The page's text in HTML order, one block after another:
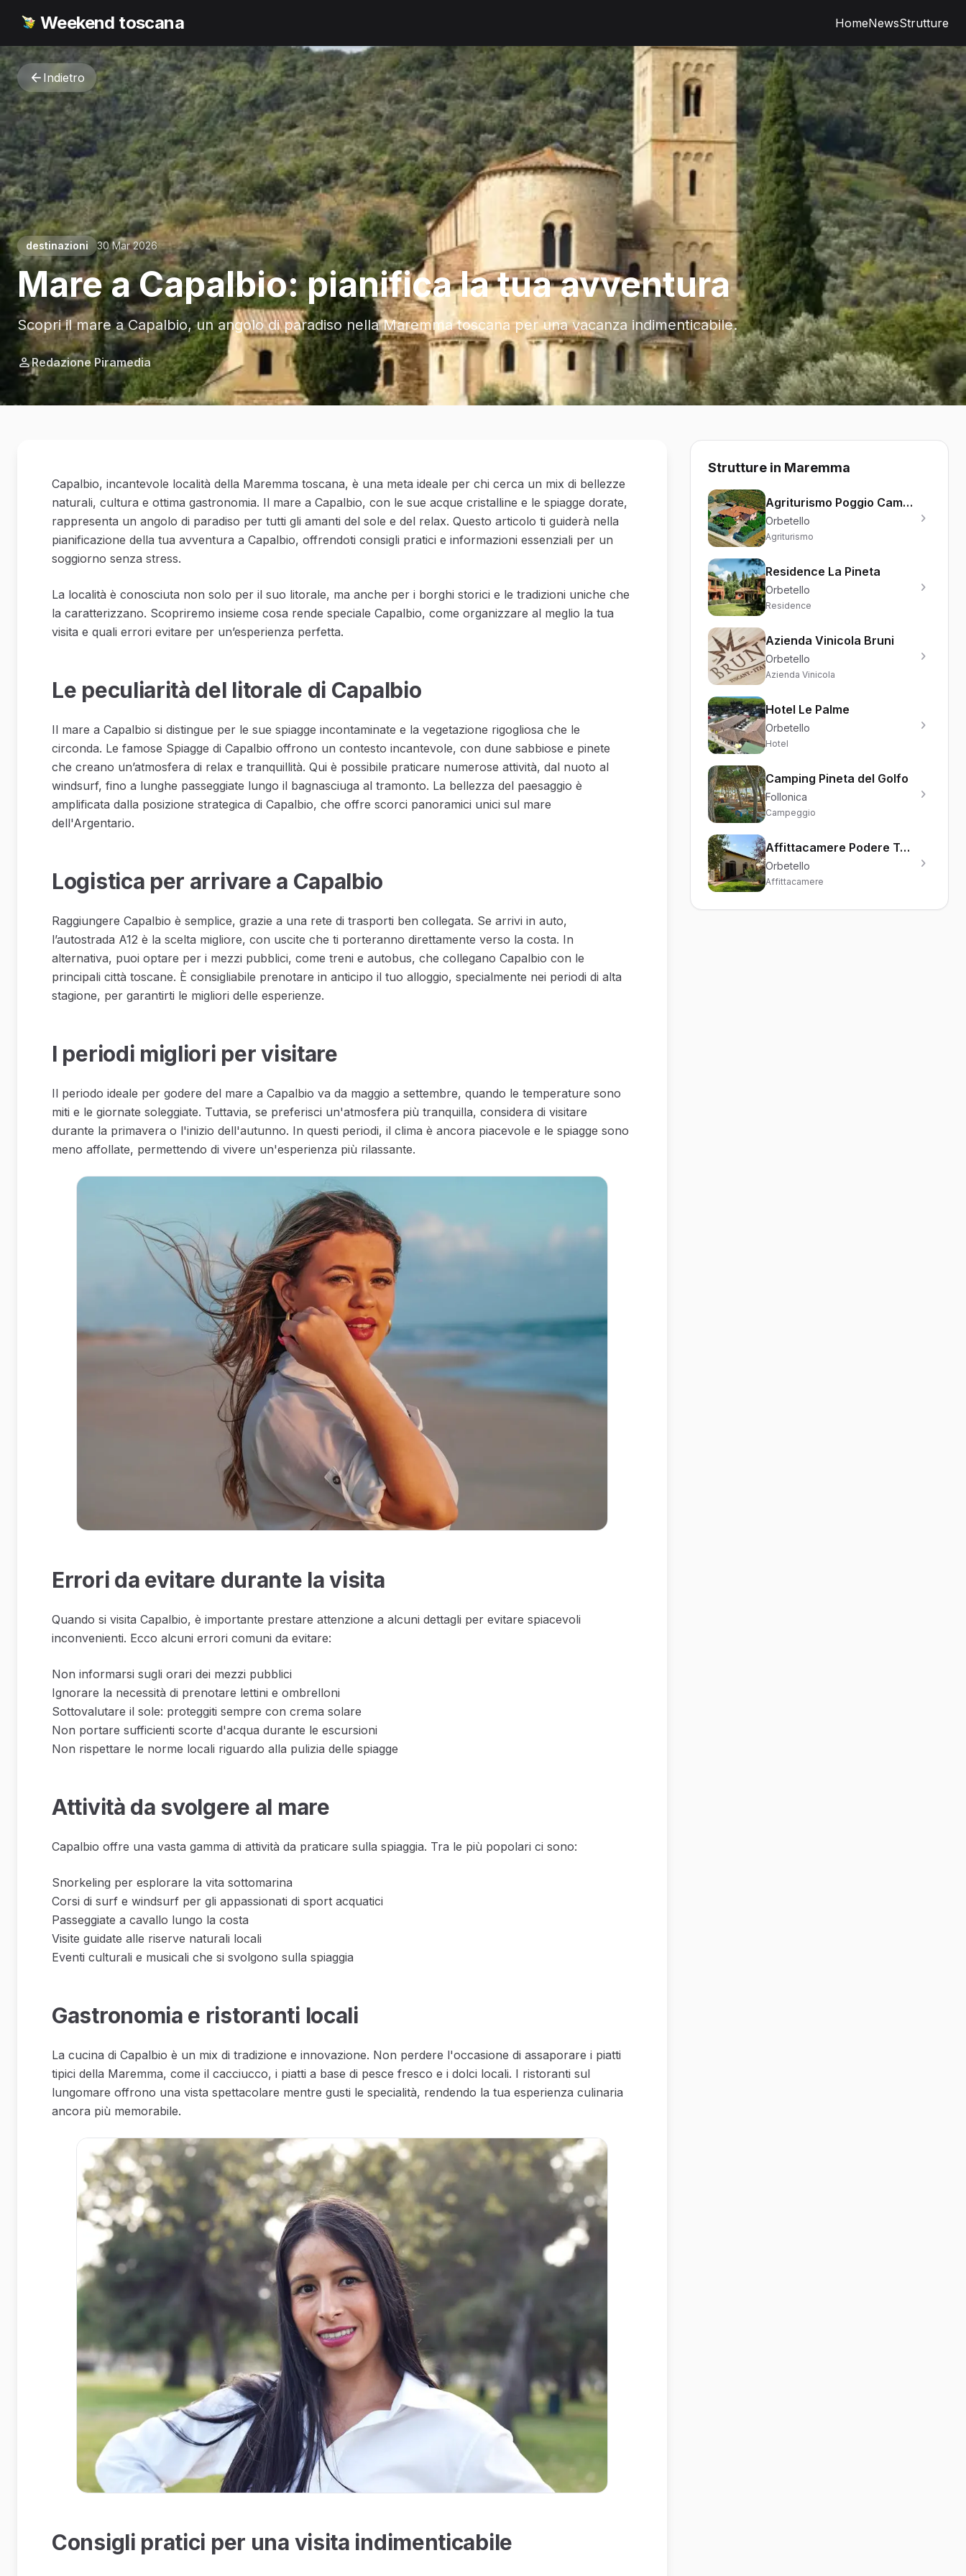
Weekend toscana HomeNewsStrutture
Indietro
destinazioni 30 Mar 2026
Mare a Capalbio: pianifica la tua avventura
Scopri il mare a Capalbio, un angolo di paradiso nella Maremma toscana per una vacanza indimenticabile.
Redazione Piramedia
Capalbio, incantevole località della Maremma toscana, è una meta ideale per chi cerca un mix di bellezze
naturali, cultura e ottima gastronomia. Il mare a Capalbio, con le sue acque cristalline e le spiagge dorate,
rappresenta un angolo di paradiso per tutti gli amanti del sole e del relax. Questo articolo ti guiderà nella
pianificazione della tua avventura a Capalbio, offrendoti consigli pratici e informazioni essenziali per un
soggiorno senza stress.
La località è conosciuta non solo per il suo litorale, ma anche per i borghi storici e le tradizioni uniche che
la caratterizzano. Scopriremo insieme cosa rende speciale Capalbio, come organizzare al meglio la tua
visita e quali errori evitare per un’esperienza perfetta.
Le peculiarità del litorale di Capalbio
Il mare a Capalbio si distingue per le sue spiagge incontaminate e la vegetazione rigogliosa che le
circonda. Le famose Spiagge di Capalbio offrono un contesto incantevole, con dune sabbiose e pinete
che creano un’atmosfera di relax e tranquillità. Qui è possibile praticare numerose attività, dal nuoto al
windsurf, fino a lunghe passeggiate lungo il bagnasciuga al tramonto. La bellezza del paesaggio è
amplificata dalla posizione strategica di Capalbio, che offre scorci panoramici unici sul mare
dell'Argentario.
Logistica per arrivare a Capalbio
Raggiungere Capalbio è semplice, grazie a una rete di trasporti ben collegata. Se arrivi in auto,
l’autostrada A12 è la scelta migliore, con uscite che ti porteranno direttamente verso la costa. In
alternativa, puoi optare per i mezzi pubblici, come treni e autobus, che collegano Capalbio con le
principali città toscane. È consigliabile prenotare in anticipo il tuo alloggio, specialmente nei periodi di alta
stagione, per garantirti le migliori delle esperienze.
I periodi migliori per visitare
Il periodo ideale per godere del mare a Capalbio va da maggio a settembre, quando le temperature sono
miti e le giornate soleggiate. Tuttavia, se preferisci un'atmosfera più tranquilla, considera di visitare
durante la primavera o l'inizio dell'autunno. In questi periodi, il clima è ancora piacevole e le spiagge sono
meno affollate, permettendo di vivere un'esperienza più rilassante.
Errori da evitare durante la visita
Quando si visita Capalbio, è importante prestare attenzione a alcuni dettagli per evitare spiacevoli
inconvenienti. Ecco alcuni errori comuni da evitare:
Non informarsi sugli orari dei mezzi pubblici
Ignorare la necessità di prenotare lettini e ombrelloni
Sottovalutare il sole: proteggiti sempre con crema solare
Non portare sufficienti scorte d'acqua durante le escursioni
Non rispettare le norme locali riguardo alla pulizia delle spiagge
Attività da svolgere al mare
Capalbio offre una vasta gamma di attività da praticare sulla spiaggia. Tra le più popolari ci sono:
Snorkeling per esplorare la vita sottomarina
Corsi di surf e windsurf per gli appassionati di sport acquatici
Passeggiate a cavallo lungo la costa
Visite guidate alle riserve naturali locali
Eventi culturali e musicali che si svolgono sulla spiaggia
Gastronomia e ristoranti locali
La cucina di Capalbio è un mix di tradizione e innovazione. Non perdere l'occasione di assaporare i piatti
tipici della Maremma, come il cacciucco, i piatti a base di pesce fresco e i dolci locali. I ristoranti sul
lungomare offrono una vista spettacolare mentre gusti le specialità, rendendo la tua esperienza culinaria
ancora più memorabile.
Consigli pratici per una visita indimenticabile
Strutture in Maremma
Agriturismo Poggio Campana
Orbetello
Agriturismo
Residence La Pineta
Orbetello
Residence
Azienda Vinicola Bruni
Orbetello
Azienda Vinicola
Hotel Le Palme
Orbetello
Hotel
Camping Pineta del Golfo
Follonica
Campeggio
Affittacamere Podere Turicchio
Orbetello
Affittacamere